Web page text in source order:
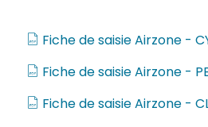
Fiche de saisie Airzone -
Fiche de saisie Airzone -
Fiche de saisie Airzone -